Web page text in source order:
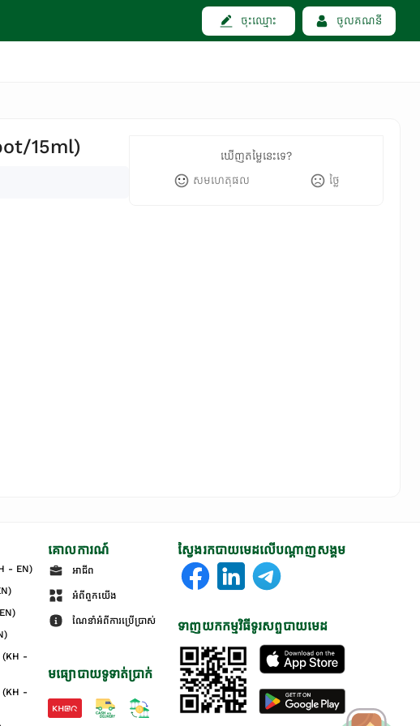
ចុះឈ្មោះ ចូលគណនី
15ml)
ឃើញតម្លៃនេះទេ?
សមហេតុផល
ថ្លៃ
- EN)
(KH -
-
គោលការណ៍
អាជីព
អំពីពួកយើង
ណែនាំអំពីការប្រើប្រាស់
មធ្យោបាយទូទាត់ប្រាក់
ស្វែងរកបាយមេដលើបណ្តាញសង្គម
ទាញយកកម្មវិធីទូរសព្ទបាយមេដ